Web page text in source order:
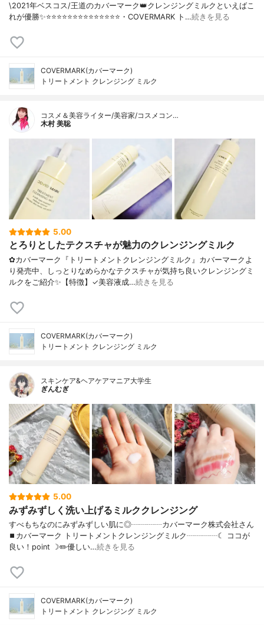
\2021年ベスコス/王道のカバーマーク👑クレンジングミルクといえばこ
れが優勝✨⭐️⭐️⭐️⭐️⭐️⭐️⭐️⭐️⭐️⭐️⭐️⭐️⭐️⭐️・COVERMARK ト…続きを見る
COVERMARK(カバーマーク)
トリートメント クレンジング ミルク
コスメ＆美容ライター/美容家/コスメコン…
木村 美聡
5.00
とろりとしたテクスチャが魅力のクレンジングミルク
✿カバーマーク『トリートメントクレンジングミルク』カバーマークよ
り発売中、しっとりなめらかなテクスチャが気持ち良いクレンジングミ
ルクをご紹介✨【特徴】✓美容液成…続きを見る
COVERMARK(カバーマーク)
トリートメント クレンジング ミルク
スキンケア&ヘアケアマニア大学生
ぎんむぎ
5.00
みずみずしく洗い上げるミルククレンジング
すべもちなのにみずみずしい肌に◎┈┈┈┈カバーマーク株式会社さん
⏹カバーマーク トリートメントクレンジングミルク┈┈┈┈☾ ココが
良い！point ☽✏️優しい…続きを見る
COVERMARK(カバーマーク)
トリートメント クレンジング ミルク